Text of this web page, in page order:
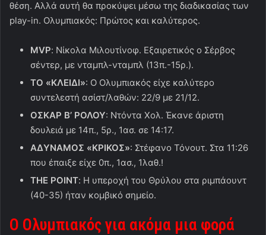
θέση. Αλλά αυτή θα προκύψει μέσω της διαδικασίας των
play-in. Ολυμπιακός: Πρώτος και καλύτερος.
MVP: Νίκολα Μιλουτίνοφ. Εξαιρετικός ο Σέρβος
σέντερ, με νταμπλ-νταμπλ (13π.-15ρ.).
ΤΟ «ΚΛΕΙΔΙ»: Ο Ολυμπιακός είχε καλύτερο
συντελεστή ασίστ/λαθών: 22/9 με 21/12.
ΟΣΚΑΡ Β’ ΡΟΛΟΥ: Ντόντα Χολ. Έκανε άριστη
δουλειά με 14π., 5ρ., 1ασ. σε 14:17.
ΑΔΥΝΑΜΟΣ «ΚΡΙΚΟΣ»: Στέφανο Τόνουτ. Στα 11:26
που έπαιξε είχε 0π., 1ασ., 1λαθ.!
THE POINT: Η υπεροχή του Θρύλου στα ριμπάουντ
(40-35) ήταν κομβικό σημείο.
Ο Ολυμπιακός για ακόμα μια φορά